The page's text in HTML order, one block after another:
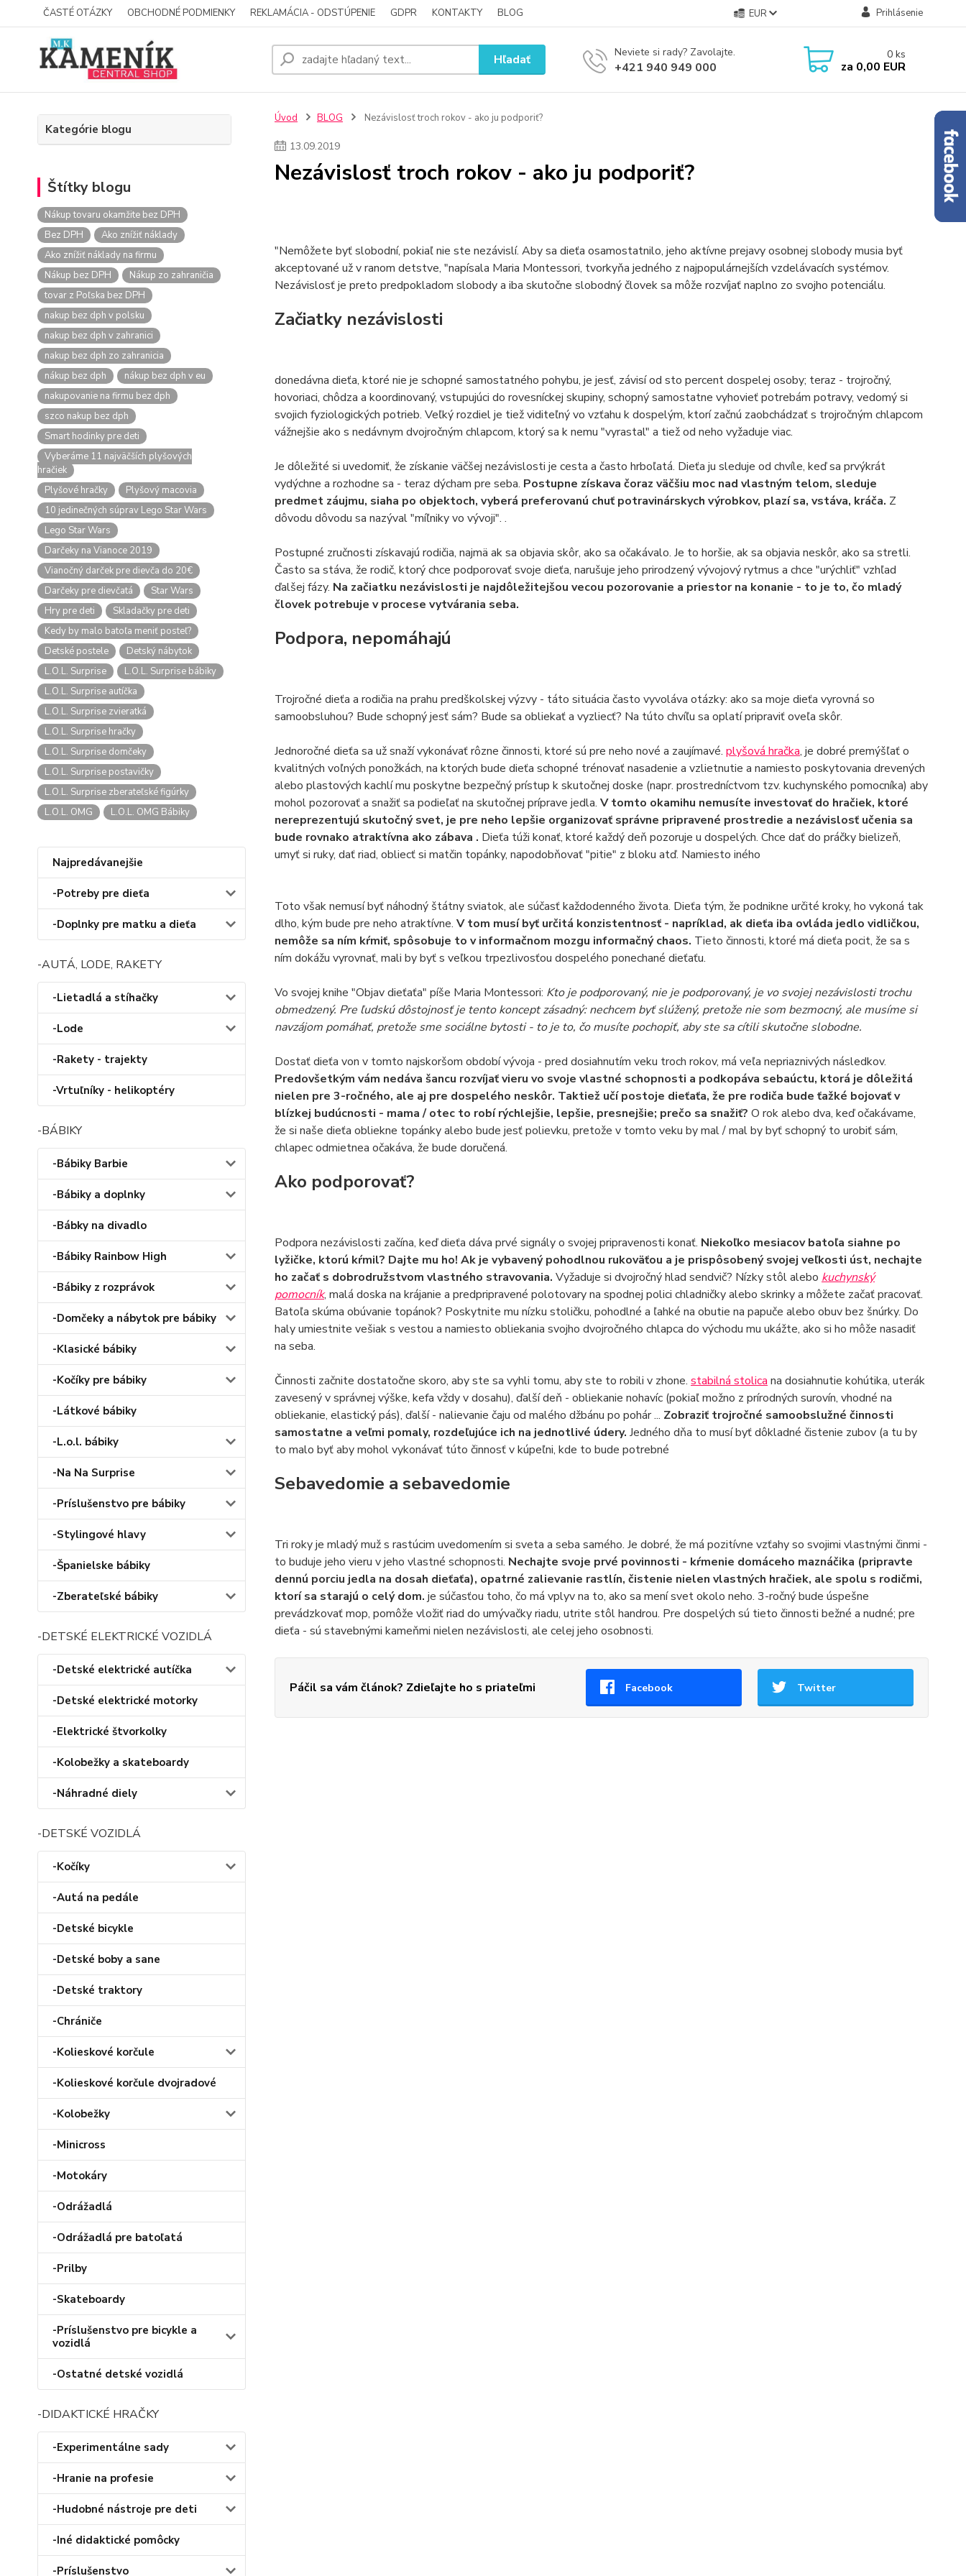
ČASTÉ OTÁZKY OBCHODNÉ PODMIENKY REKLAMÁCIA - ODSTÚPENIE GDPR KONTAKTY BLOG EUR Prihlásenie
Hľadať Neviete si rady? Zavolajte.
+421 940 949 000
0 ks
za 0,00 EUR
Kategórie blogu
Štítky blogu
Nákup tovaru okamžite bez DPH
Bez DPH
Ako znížiť náklady
Ako znížiť náklady na firmu
Nákup bez DPH
Nákup zo zahraničia
tovar z Poľska bez DPH
nakup bez dph v polsku
nakup bez dph v zahranici
nakup bez dph zo zahranicia
nákup bez dph
nákup bez dph v eu
nakupovanie na firmu bez dph
szco nakup bez dph
Smart hodinky pre deti
Vyberáme 11 najväčších plyšových
hračiek
Plyšové hračky
Plyšový macovia
10 jedinečných súprav Lego Star Wars
Lego Star Wars
Darčeky na Vianoce 2019
Vianočný darček pre dievča do 20€
Darčeky pre dievčatá
Star Wars
Hry pre deti
Skladačky pre deti
Kedy by malo batoľa meniť posteľ?
Detské postele
Detský nábytok
L.O.L. Surprise
L.O.L. Surprise bábiky
L.O.L. Surprise autíčka
L.O.L. Surprise zvieratká
L.O.L. Surprise hračky
L.O.L. Surprise domčeky
L.O.L. Surprise postavičky
L.O.L. Surprise zberateľské figúrky
L.O.L. OMG
L.O.L. OMG Bábiky
Najpredávanejšie
-Potreby pre dieťa
-Doplnky pre matku a dieťa
-AUTÁ, LODE, RAKETY
-Lietadlá a stíhačky
-Lode
-Rakety - trajekty
-Vrtuľníky - helikoptéry
-BÁBIKY
-Bábiky Barbie
-Bábiky a doplnky
-Bábky na divadlo
-Bábiky Rainbow High
-Bábiky z rozprávok
-Domčeky a nábytok pre bábiky
-Klasické bábiky
-Kočíky pre bábiky
-Látkové bábiky
-L.o.l. bábiky
-Na Na Surprise
-Príslušenstvo pre bábiky
-Stylingové hlavy
-Španielske bábiky
-Zberateľské bábiky
-DETSKÉ ELEKTRICKÉ VOZIDLÁ
-Detské elektrické autíčka
-Detské elektrické motorky
-Elektrické štvorkolky
-Kolobežky a skateboardy
-Náhradné diely
-DETSKÉ VOZIDLÁ
-Kočíky
-Autá na pedále
-Detské bicykle
-Detské boby a sane
-Detské traktory
-Chrániče
-Kolieskové korčule
-Kolieskové korčule dvojradové
-Kolobežky
-Minicross
-Motokáry
-Odrážadlá
-Odrážadlá pre batoľatá
-Prilby
-Skateboardy
-Príslušenstvo pre bicykle a
vozidlá
-Ostatné detské vozidlá
-DIDAKTICKÉ HRAČKY
-Experimentálne sady
-Hranie na profesie
-Hudobné nástroje pre deti
-Iné didaktické pomôcky
-Príslušenstvo
Úvod BLOG Nezávislosť troch rokov - ako ju podporiť?
13.09.2019
Nezávislosť troch rokov - ako ju podporiť?
"Nemôžete byť slobodní, pokiaľ nie ste nezávislí. Aby sa dieťa osamostatnilo, jeho aktívne prejavy osobnej slobody musia byť
akceptované už v ranom detstve, "napísala Maria Montessori, tvorkyňa jedného z najpopulárnejších vzdelávacích systémov.
Nezávislosť je preto predpokladom slobody a iba skutočne slobodný človek sa môže rozvíjať naplno zo svojho potenciálu.
Začiatky nezávislosti
donedávna dieťa, ktoré nie je schopné samostatného pohybu, je jesť, závisí od sto percent dospelej osoby; teraz - trojročný,
hovoriaci, chôdza a koordinovaný, vstupujúci do rovesníckej skupiny, schopný samostatne vyhovieť potrebám potravy, vedomý si
svojich fyziologických potrieb. Veľký rozdiel je tiež viditeľný vo vzťahu k dospelým, ktorí začnú zaobchádzať s trojročným chlapcom
vážnejšie ako s nedávnym dvojročným chlapcom, ktorý sa k nemu "vyrastal" a tiež od neho vyžaduje viac.
Je dôležité si uvedomiť, že získanie väčšej nezávislosti je cesta a často hrboľatá. Dieťa ju sleduje od chvíle, keď sa prvýkrát
vydýchne a rozhodne sa - teraz dýcham pre seba. Postupne získava čoraz väčšiu moc nad vlastným telom, sleduje
predmet záujmu, siaha po objektoch, vyberá preferovanú chuť potravinárskych výrobkov, plazí sa, vstáva, kráča. Z
dôvodu dôvodu sa nazýval "míľniky vo vývoji". .
Postupné zručnosti získavajú rodičia, najmä ak sa objavia skôr, ako sa očakávalo. Je to horšie, ak sa objavia neskôr, ako sa stretli.
Často sa stáva, že rodič, ktorý chce podporovať svoje dieťa, narušuje jeho prirodzený vývojový rytmus a chce "urýchliť" vzhľad
ďalšej fázy. Na začiatku nezávislosti je najdôležitejšou vecou pozorovanie a priestor na konanie - to je to, čo mladý
človek potrebuje v procese vytvárania seba.
Podpora, nepomáhajú
Trojročné dieťa a rodičia na prahu predškolskej výzvy - táto situácia často vyvoláva otázky: ako sa moje dieťa vyrovná so
samoobsluhou? Bude schopný jesť sám? Bude sa obliekať a vyzliecť? Na túto chvíľu sa oplatí pripraviť oveľa skôr.
Jednoročné dieťa sa už snaží vykonávať rôzne činnosti, ktoré sú pre neho nové a zaujímavé. plyšová hračka, je dobré premýšľať o
kvalitných voľných ponožkách, na ktorých bude dieťa schopné trénovať nasadenie a vzlietnutie a namiesto poskytovania drevených
alebo plastových kachlí mu poskytne bezpečný prístup k skutočnej doske (napr. prostredníctvom tzv. kuchynského pomocníka) aby
mohol pozorovať a snažiť sa podieľať na skutočnej príprave jedla. V tomto okamihu nemusíte investovať do hračiek, ktoré
nereprezentujú skutočný svet, je pre neho lepšie organizovať správne pripravené prostredie a nezávislosť učenia sa
bude rovnako atraktívna ako zábava . Dieťa túži konať, ktoré každý deň pozoruje u dospelých. Chce dať do práčky bielizeň,
umyť si ruky, dať riad, obliecť si matčin topánky, napodobňovať "pitie" z bloku atď. Namiesto iného
Toto však nemusí byť náhodný štátny sviatok, ale súčasť každodenného života. Dieťa tým, že podnikne určité kroky, ho vykoná tak
dlho, kým bude pre neho atraktívne. V tom musí byť určitá konzistentnosť - napríklad, ak dieťa iba ovláda jedlo vidličkou,
nemôže sa ním kŕmiť, spôsobuje to v informačnom mozgu informačný chaos. Tieto činnosti, ktoré má dieťa pocit, že sa s
ním dokážu vyrovnať, mali by byť s veľkou trpezlivosťou dospelého ponechané dieťaťu.
Vo svojej knihe "Objav dieťaťa" píše Maria Montessori: Kto je podporovaný, nie je podporovaný, je vo svojej nezávislosti trochu
obmedzený. Pre ľudskú dôstojnosť je tento koncept zásadný: nechcem byť slúžený, pretože nie som bezmocný, ale musíme si
navzájom pomáhať, pretože sme sociálne bytosti - to je to, čo musíte pochopiť, aby ste sa cítili skutočne slobodne.
Dostať dieťa von v tomto najskoršom období vývoja - pred dosiahnutím veku troch rokov, má veľa nepriaznivých následkov.
Predovšetkým vám nedáva šancu rozvíjať vieru vo svoje vlastné schopnosti a podkopáva sebaúctu, ktorá je dôležitá
nielen pre 3-ročného, ale aj pre dospelého neskôr. Taktiež učí postoje dieťaťa, že pre rodiča bude ťažké bojovať v
blízkej budúcnosti - mama / otec to robí rýchlejšie, lepšie, presnejšie; prečo sa snažiť? O rok alebo dva, keď očakávame,
že si naše dieťa obliekne topánky alebo bude jesť polievku, pretože v tomto veku by mal / mal by byť schopný to urobiť sám,
chlapec odmietnea očakáva, že bude doručená.
Ako podporovať?
Podpora nezávislosti začína, keď dieťa dáva prvé signály o svojej pripravenosti konať. Niekoľko mesiacov batoľa siahne po
lyžičke, ktorú kŕmil? Dajte mu ho! Ak je vybavený pohodlnou rukoväťou a je prispôsobený svojej veľkosti úst, nechajte
ho začať s dobrodružstvom vlastného stravovania. Vyžaduje si dvojročný hlad sendvič? Nízky stôl alebo kuchynský
pomocník, malá doska na krájanie a predpripravené polotovary na spodnej polici chladničky alebo skrinky a môžete začať pracovať.
Batoľa skúma obúvanie topánok? Poskytnite mu nízku stoličku, pohodlné a ľahké na obutie na papuče alebo obuv bez šnúrky. Do
haly umiestnite vešiak s vestou a namiesto obliekania svojho dvojročného chlapca do východu mu ukážte, ako si ho môže nasadiť
na seba.
Činnosti začnite dostatočne skoro, aby ste sa vyhli tomu, aby ste to robili v zhone. stabilná stolica na dosiahnutie kohútika, uterák
zavesený v správnej výške, kefa vždy v dosahu), ďalší deň - obliekanie nohavíc (pokiaľ možno z prírodných surovín, vhodné na
obliekanie, elastický pás), ďalší - nalievanie čaju od malého džbánu po pohár ... Zobraziť trojročné samoobslužné činnosti
samostatne a veľmi pomaly, rozdeľujúce ich na jednotlivé údery. Jedného dňa to musí byť dôkladné čistenie zubov (a tu by
to malo byť aby mohol vykonávať túto činnosť v kúpeľni, kde to bude potrebné
Sebavedomie a sebavedomie
Tri roky je mladý muž s rastúcim uvedomením si sveta a seba samého. Je dobré, že má pozitívne vzťahy so svojimi vlastnými činmi -
to buduje jeho vieru v jeho vlastné schopnosti. Nechajte svoje prvé povinnosti - kŕmenie domáceho maznáčika (pripravte
dennú porciu jedla na dosah dieťaťa), opatrné zalievanie rastlín, čistenie nielen vlastných hračiek, ale spolu s rodičmi,
ktorí sa starajú o celý dom. je súčasťou toho, čo má vplyv na to, ako sa mení svet okolo neho. 3-ročný bude úspešne
prevádzkovať mop, pomôže vložiť riad do umývačky riadu, utrite stôl handrou. Pre dospelých sú tieto činnosti bežné a nudné; pre
dieťa - sú stavebnými kameňmi nielen nezávislosti, ale celej jeho osobnosti.
Páčil sa vám článok? Zdieľajte ho s priateľmi Facebook Twitter